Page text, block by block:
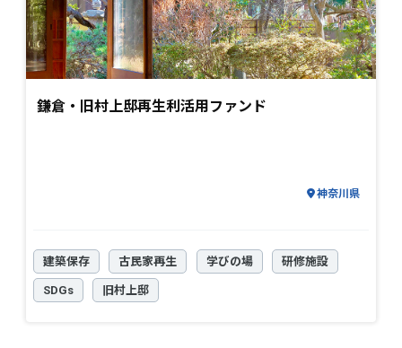
鎌倉・旧村上邸再生利活用ファンド
神奈川県
建築保存 古民家再生 学びの場 研修施設
SDGs 旧村上邸